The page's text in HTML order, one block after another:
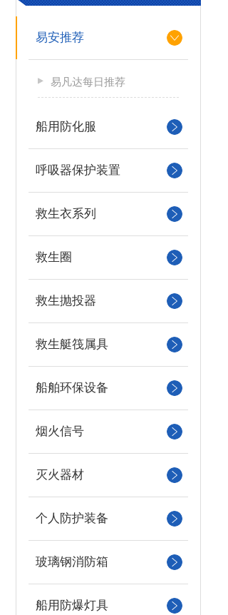
易安推荐
易凡达每日推荐
船用防化服
呼吸器保护装置
救生衣系列
救生圈
救生抛投器
救生艇筏属具
船舶环保设备
烟火信号
灭火器材
个人防护装备
玻璃钢消防箱
船用防爆灯具